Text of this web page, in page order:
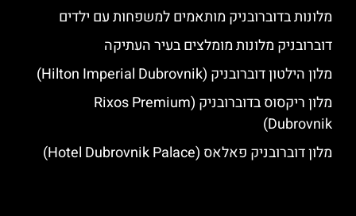
מלונות בדוברובניק מותאמים למשפחות עם ילדים
דוברובניק מלונות מומלצים בעיר העתיקה
מלון הילטון דוברובניק (Hilton Imperial Dubrovnik)
מלון ריקסוס בדוברובניק (Rixos Premium
Dubrovnik)
מלון דוברובניק פאלאס (Hotel Dubrovnik Palace)